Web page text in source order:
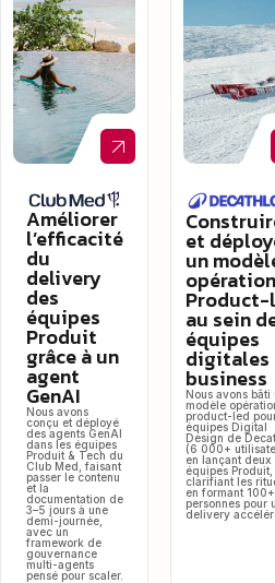
Améliorer
l’efficacité
du
delivery
des
équipes
Produit
grâce à un
agent
GenAI
Nous avons
conçu et déployé
des agents GenAI
dans les équipes
Produit & Tech du
Club Med, faisant
passer le contenu
et la
documentation de
3–5 jours à une
demi-journée,
avec un
framework de
gouvernance
multi-agents
pensé pour scaler.
et
un
Product-
au sein
équipes
digitales
business
Nous avons bâti
modèle
product-led
équipes Digital
Design de
(6 000+
en lançant deux
équipes Produit,
clarifiant les
en formant 100+
personnes pour
delivery